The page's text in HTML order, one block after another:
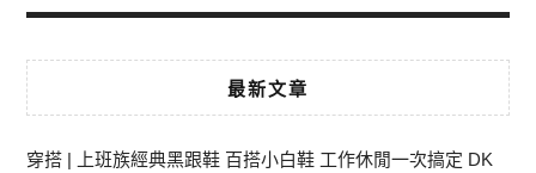
最新文章
穿搭 | 上班族經典黑跟鞋 百搭小白鞋 工作休閒一次搞定 DK